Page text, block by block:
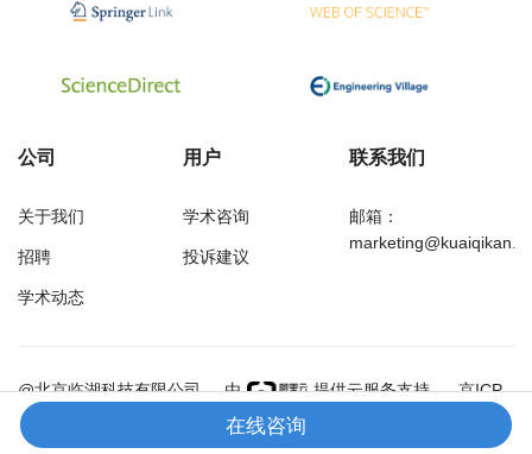
公司
关于我们
招聘
学术动态
用户
学术咨询
投诉建议
联系我们
邮箱：
@北京临湖科技有限公司 由 提供云服务支持
京ICP
备18002349号-1
在线咨询